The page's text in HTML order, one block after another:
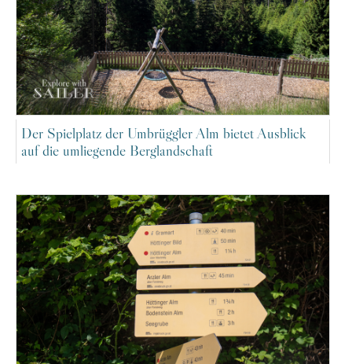
Der Spielplatz der Umbrüggler Alm bietet Ausblick
auf die umliegende Berglandschaft